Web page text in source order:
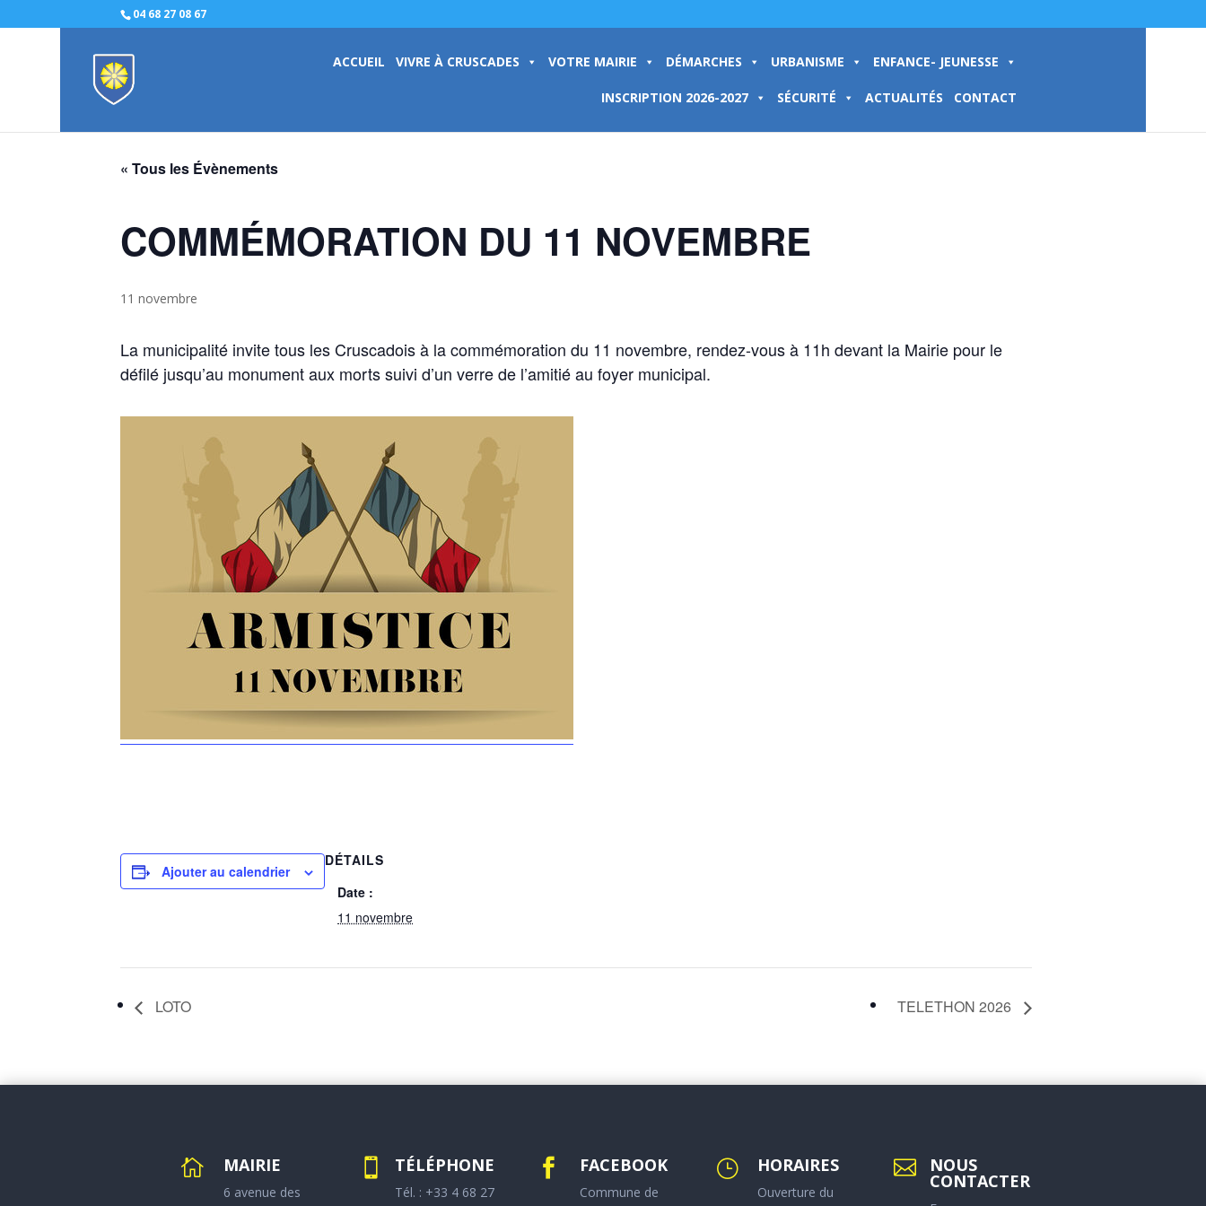
04 68 27 08 67
ACCUEIL VIVRE À CRUSCADES VOTRE MAIRIE DÉMARCHES URBANISME ENFANCE- JEUNESSE
INSCRIPTION 2026-2027 SÉCURITÉ ACTUALITÉS CONTACT
« Tous les Évènements
COMMÉMORATION DU 11 NOVEMBRE
11 novembre
La municipalité invite tous les Cruscadois à la commémoration du 11 novembre, rendez-vous à 11h devant la Mairie pour le
défilé jusqu’au monument aux morts suivi d’un verre de l’amitié au foyer municipal.
Ajouter au calendrier
DÉTAILS
Date :
11 novembre
LOTO TELETHON 2026
 MAIRIE
6 avenue des
 TÉLÉPHONE
Tél. : +33 4 68 27
 FACEBOOK
Commune de
} HORAIRES
Ouverture du
 NOUS
CONTACTER